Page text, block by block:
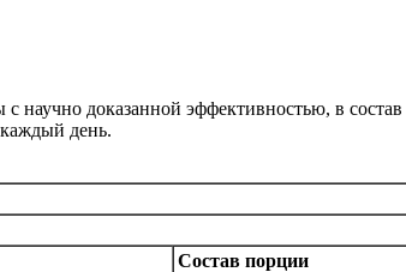
доказанной эффективностью, в
день.
Состав порции